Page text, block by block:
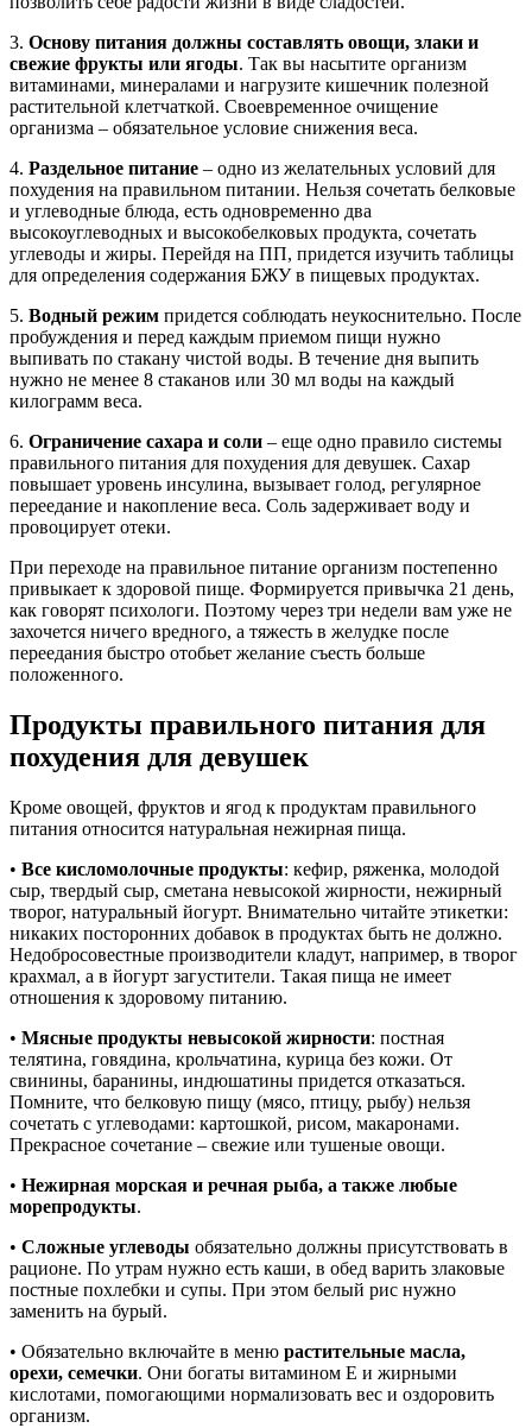
3. Основу питания должны составлять овощи, злаки и
свежие фрукты или ягоды. Так вы насытите организм
витаминами, минералами и нагрузите кишечник полезной
растительной клетчаткой. Своевременное очищение
организма – обязательное условие снижения веса.
4. Раздельное питание – одно из желательных условий для
похудения на правильном питании. Нельзя сочетать белковые
и углеводные блюда, есть одновременно два
высокоуглеводных и высокобелковых продукта, сочетать
углеводы и жиры. Перейдя на ПП, придется изучить таблицы
для определения содержания БЖУ в пищевых продуктах.
5. Водный режим придется соблюдать неукоснительно. После
пробуждения и перед каждым приемом пищи нужно
выпивать по стакану чистой воды. В течение дня выпить
нужно не менее 8 стаканов или 30 мл воды на каждый
килограмм веса.
6. Ограничение сахара и соли – еще одно правило системы
правильного питания для похудения для девушек. Сахар
повышает уровень инсулина, вызывает голод, регулярное
переедание и накопление веса. Соль задерживает воду и
провоцирует отеки.
При переходе на правильное питание организм постепенно
привыкает к здоровой пище. Формируется привычка 21 день,
как говорят психологи. Поэтому через три недели вам уже не
захочется ничего вредного, а тяжесть в желудке после
переедания быстро отобьет желание съесть больше
положенного.
Продукты правильного питания для
похудения для девушек
Кроме овощей, фруктов и ягод к продуктам правильного
питания относится натуральная нежирная пища.
• Все кисломолочные продукты: кефир, ряженка, молодой
сыр, твердый сыр, сметана невысокой жирности, нежирный
творог, натуральный йогурт. Внимательно читайте этикетки:
никаких посторонних добавок в продуктах быть не должно.
Недобросовестные производители кладут, например, в творог
крахмал, а в йогурт загустители. Такая пища не имеет
отношения к здоровому питанию.
• Мясные продукты невысокой жирности: постная
телятина, говядина, крольчатина, курица без кожи. От
свинины, баранины, индюшатины придется отказаться.
Помните, что белковую пищу (мясо, птицу, рыбу) нельзя
сочетать с углеводами: картошкой, рисом, макаронами.
Прекрасное сочетание – свежие или тушеные овощи.
• Нежирная морская и речная рыба, а также любые
морепродукты.
• Сложные углеводы обязательно должны присутствовать в
рационе. По утрам нужно есть каши, в обед варить злаковые
постные похлебки и супы. При этом белый рис нужно
заменить на бурый.
• Обязательно включайте в меню растительные масла,
орехи, семечки. Они богаты витамином Е и жирными
кислотами, помогающими нормализовать вес и оздоровить
организм.